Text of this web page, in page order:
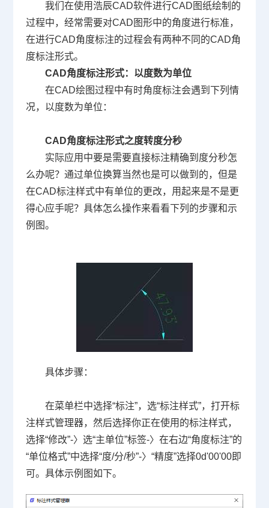
我们在使用浩辰CAD软件进行CAD 图纸绘制的
过程中，经常需要对CAD 图形中的角度进行标准，
在进行CAD角度标注的过程会有两种不同的CAD角
度标注形式。
CAD角度标注形式：以度数为单位
在CAD绘图过程中有时角度标注会遇到下列情
况，以度数为单位：
CAD角度标注形式之度转度分秒
实际应用中要是需要直接标注精确到度分秒怎
么办呢？通过单位换算当然也是可以做到的，但是
在CAD标注样式中有单位的更改，用起来是不是更
得心应手呢？具体怎么操作来看看下列的步骤和示
例图。
具体步骤：
在菜单栏中选择“标注”，选“标注样式”，打开标
注样式管理器，然后选择你正在使用的标注样式，
选择“修改”-〉选“主单位”标签-〉在右边“角度标注”的
“单位格式”中选择“度/分/秒”-〉“精度”选择0d'00'00即
可。具体示例图如下。